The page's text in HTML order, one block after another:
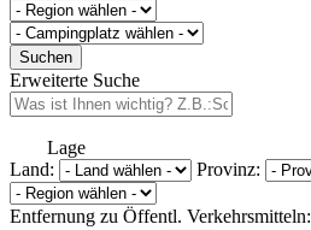
Erweiterte Suche
Lage
Land:
Provinz:
Entfernung zu Öffentl. Verkehrsmitteln: